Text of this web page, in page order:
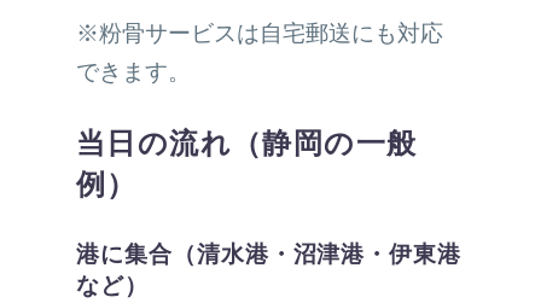
※粉骨サービスは自宅郵送にも対応
できます。
当日の流れ（静岡の一般
例）
港に集合（清水港・沼津港・伊東港
など）